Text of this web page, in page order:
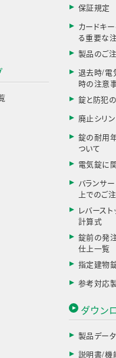
保証規定
カードキ
る重要な
製品のご
退去時/電
時の注意
錠と防犯
廃止シリ
錠の耐用
ついて
電気錠に
バランサ
上でのご
レバース
計算式
錠前の発
仕上一覧
指定建物
参考対応
ダウン
製品データ
説明書/機